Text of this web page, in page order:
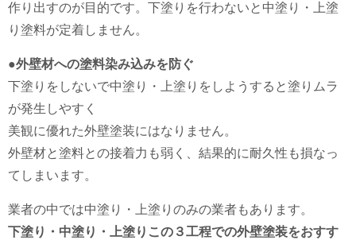
作り出すのが目的です。下塗りを行わないと中塗り・上塗
り塗料が定着しません。
●外壁材への塗料染み込みを防ぐ
下塗りをしないで中塗り・上塗りをしようすると塗りムラ
が発生しやすく
美観に優れた外壁塗装にはなりません。
外壁材と塗料との接着力も弱く、結果的に耐久性も損なっ
てしまいます。
業者の中では中塗り・上塗りのみの業者もあります。
下塗り・中塗り・上塗りこの３工程での外壁塗装をおすす